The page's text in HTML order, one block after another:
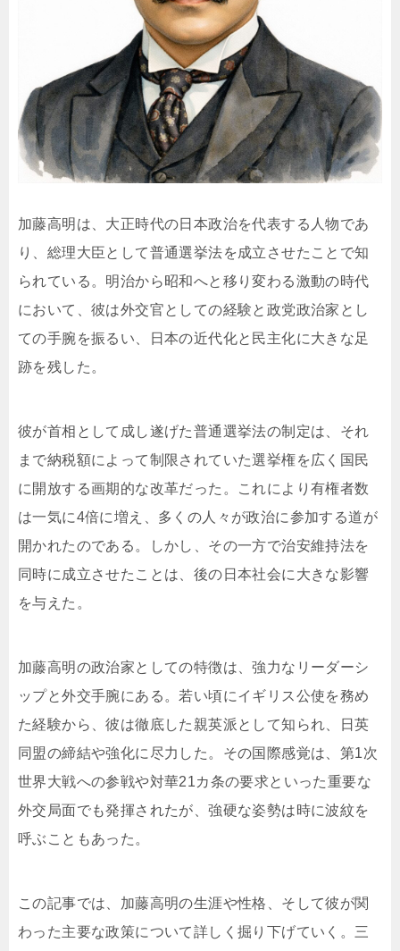
加藤高明は、大正時代の日本政治を代表する人物であ
り、総理大臣として普通選挙法を成立させたことで知
られている。明治から昭和へと移り変わる激動の時代
において、彼は外交官としての経験と政党政治家とし
ての手腕を振るい、日本の近代化と民主化に大きな足
跡を残した。
彼が首相として成し遂げた普通選挙法の制定は、それ
まで納税額によって制限されていた選挙権を広く国民
に開放する画期的な改革だった。これにより有権者数
は一気に4倍に増え、多くの人々が政治に参加する道が
開かれたのである。しかし、その一方で治安維持法を
同時に成立させたことは、後の日本社会に大きな影響
を与えた。
加藤高明の政治家としての特徴は、強力なリーダーシ
ップと外交手腕にある。若い頃にイギリス公使を務め
た経験から、彼は徹底した親英派として知られ、日英
同盟の締結や強化に尽力した。その国際感覚は、第1次
世界大戦への参戦や対華21カ条の要求といった重要な
外交局面でも発揮されたが、強硬な姿勢は時に波紋を
呼ぶこともあった。
この記事では、加藤高明の生涯や性格、そして彼が関
わった主要な政策について詳しく掘り下げていく。三